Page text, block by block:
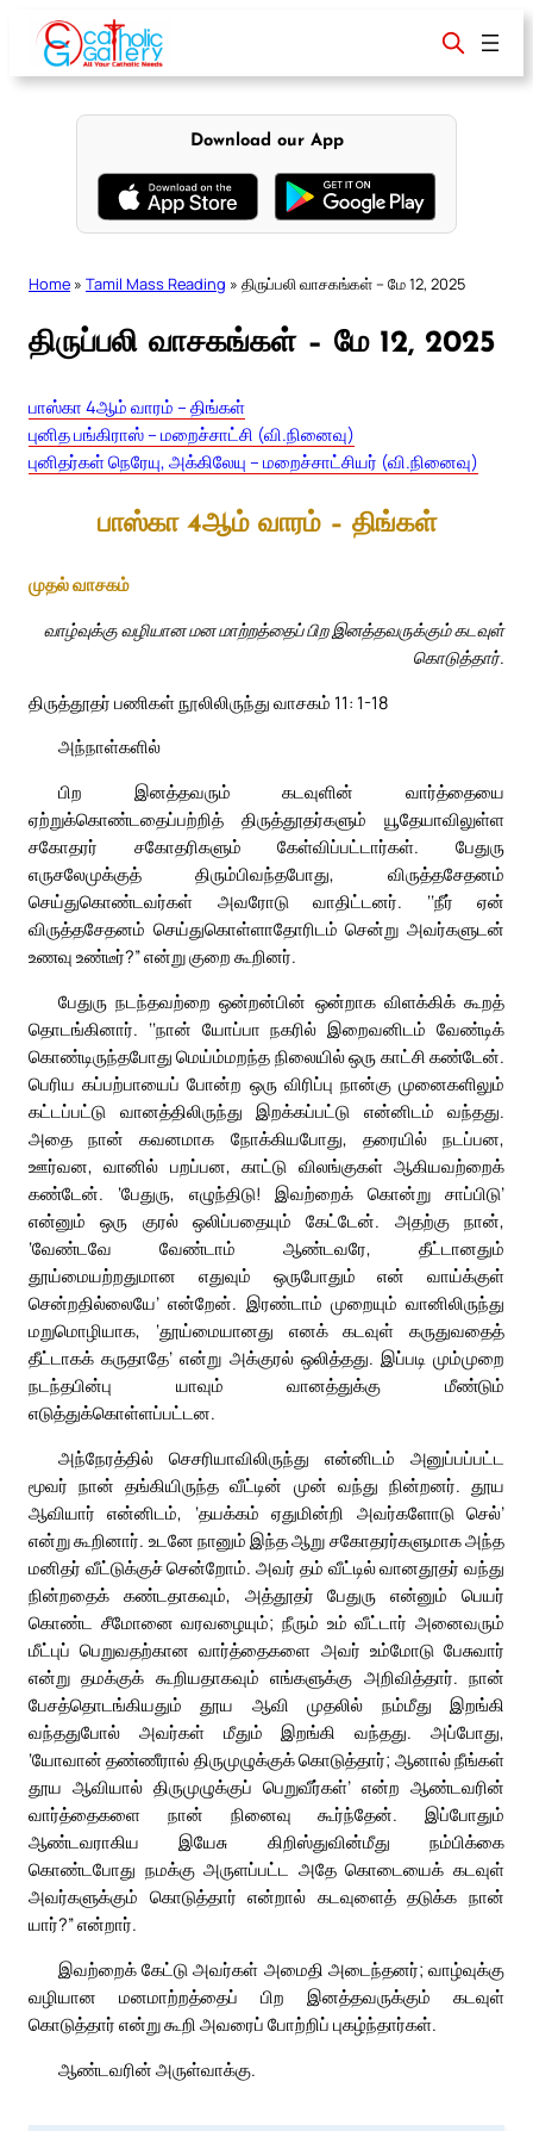
content
Download our App
Home » Tamil Mass Reading » திருப்பலி வாசகங்கள் – மே 12, 2025
திருப்பலி வாசகங்கள் – மே 12, 2025
பாஸ்கா 4ஆம் வாரம் – திங்கள்
புனித பங்கிராஸ் – மறைச்சாட்சி (வி.நினைவு)
புனிதர்கள் நெரேயு, அக்கிலேயு – மறைச்சாட்சியர் (வி.நினைவு)
பாஸ்கா 4ஆம் வாரம் – திங்கள்
முதல் வாசகம்
வாழ்வுக்கு வழியான மன மாற்றத்தைப் பிற இனத்தவருக்கும் கடவுள்
கொடுத்தார்.
திருத்தூதர் பணிகள் நூலிலிருந்து வாசகம் 11: 1-18
அந்நாள்களில்
பிற இனத்தவரும் கடவுளின் வார்த்தையை
ஏற்றுக்கொண்டதைப்பற்றித் திருத்தூதர்களும் யூதேயாவிலுள்ள
சகோதரர் சகோதரிகளும் கேள்விப்பட்டார்கள். பேதுரு
எருசலேமுக்குத் திரும்பிவந்தபோது, விருத்தசேதனம்
செய்துகொண்டவர்கள் அவரோடு வாதிட்டனர். ‘‘நீர் ஏன்
விருத்தசேதனம் செய்துகொள்ளாதோரிடம் சென்று அவர்களுடன்
உணவு உண்டீர்?” என்று குறை கூறினர்.
பேதுரு நடந்தவற்றை ஒன்றன்பின் ஒன்றாக விளக்கிக் கூறத்
தொடங்கினார். ‘‘நான் யோப்பா நகரில் இறைவனிடம் வேண்டிக்
கொண்டிருந்தபோது மெய்ம்மறந்த நிலையில் ஒரு காட்சி கண்டேன்.
பெரிய கப்பற்பாயைப் போன்ற ஒரு விரிப்பு நான்கு முனைகளிலும்
கட்டப்பட்டு வானத்திலிருந்து இறக்கப்பட்டு என்னிடம் வந்தது.
அதை நான் கவனமாக நோக்கியபோது, தரையில் நடப்பன,
ஊர்வன, வானில் பறப்பன, காட்டு விலங்குகள் ஆகியவற்றைக்
கண்டேன். ‘பேதுரு, எழுந்திடு! இவற்றைக் கொன்று சாப்பிடு’
என்னும் ஒரு குரல் ஒலிப்பதையும் கேட்டேன். அதற்கு நான்,
‘வேண்டவே வேண்டாம் ஆண்டவரே, தீட்டானதும்
தூய்மையற்றதுமான எதுவும் ஒருபோதும் என் வாய்க்குள்
சென்றதில்லையே’ என்றேன். இரண்டாம் முறையும் வானிலிருந்து
மறுமொழியாக, ‘தூய்மையானது எனக் கடவுள் கருதுவதைத்
தீட்டாகக் கருதாதே’ என்று அக்குரல் ஒலித்தது. இப்படி மும்முறை
நடந்தபின்பு யாவும் வானத்துக்கு மீண்டும்
எடுத்துக்கொள்ளப்பட்டன.
அந்நேரத்தில் செசரியாவிலிருந்து என்னிடம் அனுப்பப்பட்ட
மூவர் நான் தங்கியிருந்த வீட்டின் முன் வந்து நின்றனர். தூய
ஆவியார் என்னிடம், ‘தயக்கம் ஏதுமின்றி அவர்களோடு செல்’
என்று கூறினார். உடனே நானும் இந்த ஆறு சகோதரர்களுமாக அந்த
மனிதர் வீட்டுக்குச் சென்றோம். அவர் தம் வீட்டில் வானதூதர் வந்து
நின்றதைக் கண்டதாகவும், அத்தூதர் பேதுரு என்னும் பெயர்
கொண்ட சீமோனை வரவழையும்; நீரும் உம் வீட்டார் அனைவரும்
மீட்புப் பெறுவதற்கான வார்த்தைகளை அவர் உம்மோடு பேசுவார்
என்று தமக்குக் கூறியதாகவும் எங்களுக்கு அறிவித்தார். நான்
பேசத்தொடங்கியதும் தூய ஆவி முதலில் நம்மீது இறங்கி
வந்ததுபோல் அவர்கள் மீதும் இறங்கி வந்தது. அப்போது,
‘யோவான் தண்ணீரால் திருமுழுக்குக் கொடுத்தார்; ஆனால் நீங்கள்
தூய ஆவியால் திருமுழுக்குப் பெறுவீர்கள்’ என்ற ஆண்டவரின்
வார்த்தைகளை நான் நினைவு கூர்ந்தேன். இப்போதும்
ஆண்டவராகிய இயேசு கிறிஸ்துவின்மீது நம்பிக்கை
கொண்டபோது நமக்கு அருளப்பட்ட அதே கொடையைக் கடவுள்
அவர்களுக்கும் கொடுத்தார் என்றால் கடவுளைத் தடுக்க நான்
யார்?” என்றார்.
இவற்றைக் கேட்டு அவர்கள் அமைதி அடைந்தனர்; வாழ்வுக்கு
வழியான மனமாற்றத்தைப் பிற இனத்தவருக்கும் கடவுள்
கொடுத்தார் என்று கூறி அவரைப் போற்றிப் புகழ்ந்தார்கள்.
ஆண்டவரின் அருள்வாக்கு.